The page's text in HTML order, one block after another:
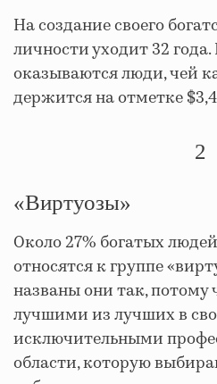
На создание своего
личности уходит 32 года.
оказываются люди, чей
держится на отметке
2
«Виртуозы»
Около 27% богатых
относятся к группе
названы они так, потому
лучшими из лучших в
исключительными
области, которую